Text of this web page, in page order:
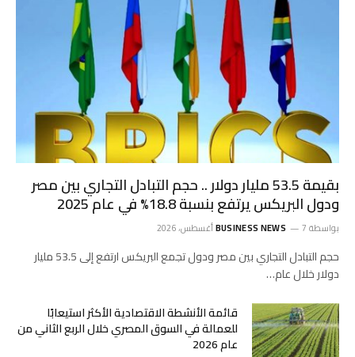
بقيمة 53.5 مليار دولار .. حجم التبادل التجاري بين مصر
ودول البريكس يرتفع بنسبة 18.8% في عام 2025
بواسطة BUSINESS NEWS 7 أغسطس، 2026
حجم التبادل التجاري بين مصر ودول تجمع البريكس ارتفع إلى 53.5 مليار
دولار خلال عام…
قائمة الأنشطة الاقتصادية الأكثر استيعابًا
للعمالة في السوق المصري خلال الربع الثاني من
عام 2026